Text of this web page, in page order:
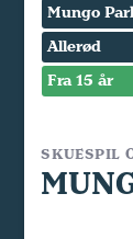
Mungo
Allerød
Fra 15 år
SKUESPIL